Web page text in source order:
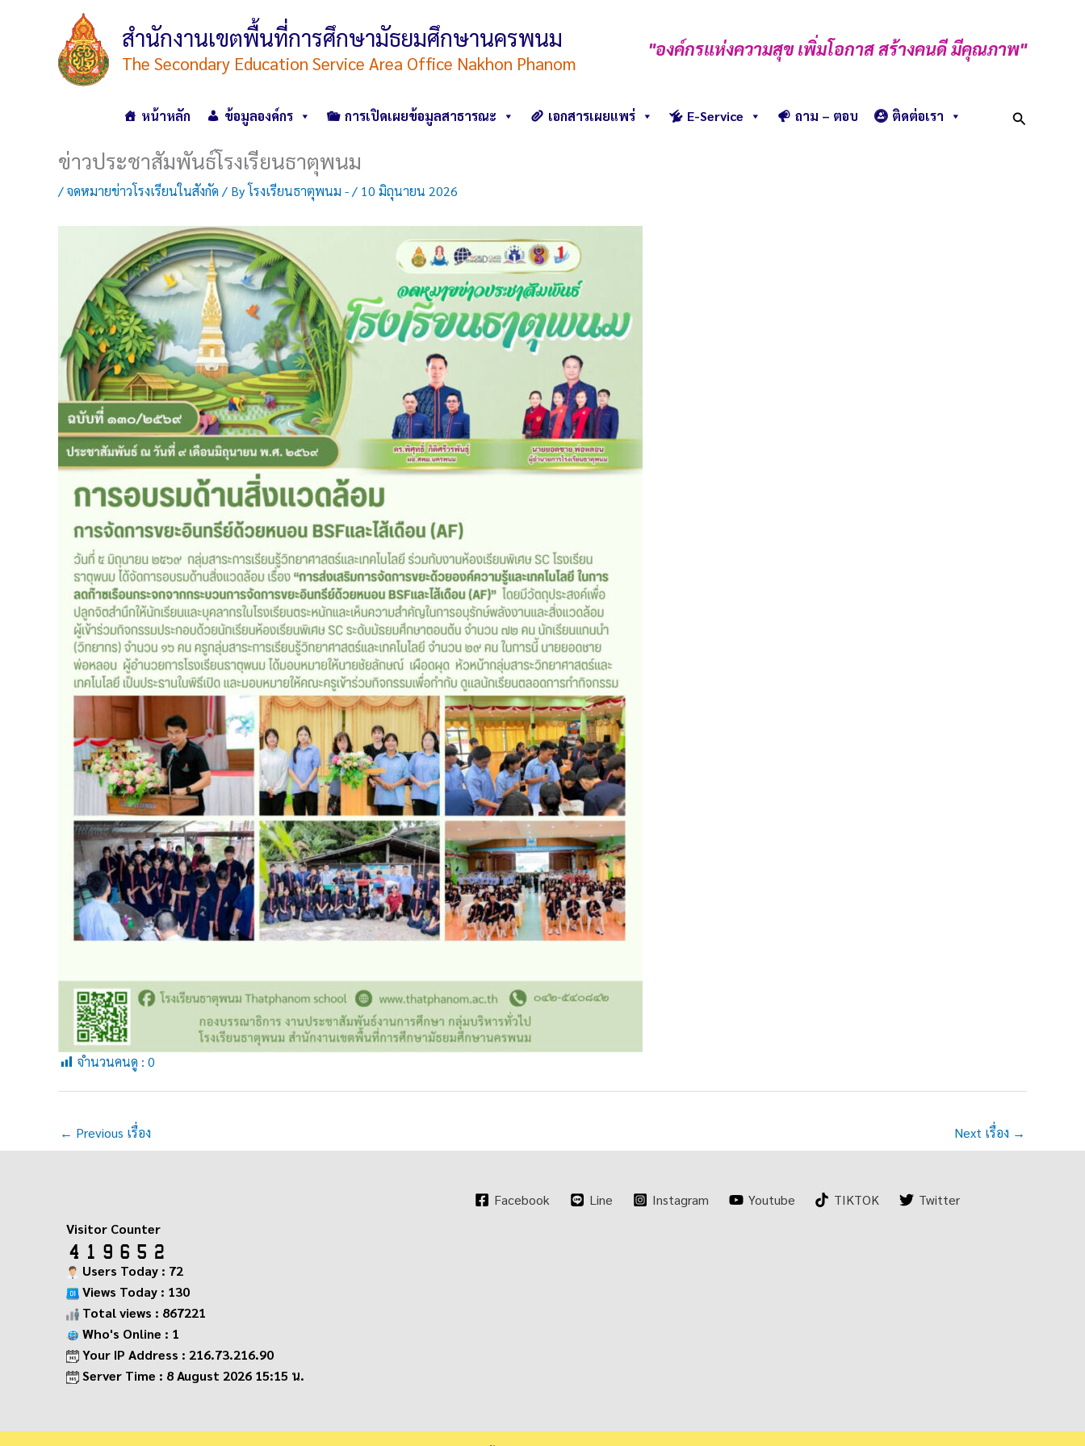
สำนักงานเขตพื้นที่การศึกษามัธยมศึกษานครพนม
The Secondary Education Service Area Office Nakhon Phanom
"องค์กรแห่งความสุข เพิ่มโอกาส สร้างคนดี มีคุณภาพ"
หน้าหลัก ข้อมูลองค์กร การเปิดเผยข้อมูลสาธารณะ เอกสารเผยแพร่ E-Service ถาม – ตอบ ติดต่อเรา Search
ข่าวประชาสัมพันธ์โรงเรียนธาตุพนม
/จดหมายข่าวโรงเรียนในสังกัด / Byโรงเรียนธาตุพนม -/ 10 มิถุนายน 2026
จำนวนคนดู : 0
← Previous เรื่อง Next เรื่อง →
Visitor Counter
Users Today : 72
Views Today : 130
Total views : 867221
Who's Online : 1
Your IP Address : 216.73.216.90
Server Time : 8 August 2026 15:15 น.
Facebook Line Instagram Youtube TIKTOK Twitter